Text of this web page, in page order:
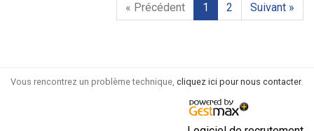
« Précédent 1 2 Suivant »
Vous rencontrez un problème technique, cliquez ici pour nous contacter.